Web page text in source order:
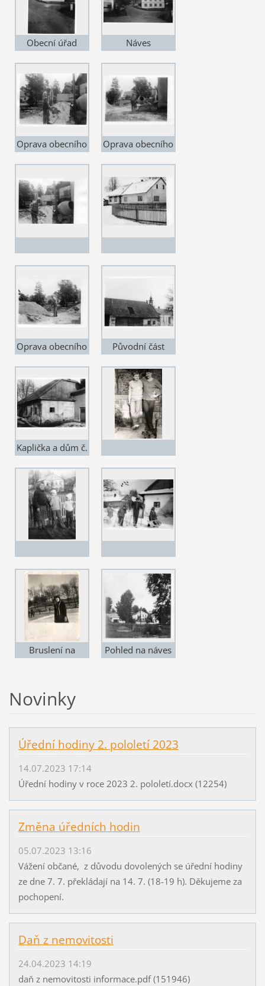
Obecní úřad Náves
Oprava obecního
Oprava obecního
školy) 2
Oprava obecního
školy) 3
Původní část
Kaplička a dům č.
nejsou
propojeny)
Bruslení na
Pohled na náves
Novinky
Úřední hodiny 2. pololetí 2023
14.07.2023 17:14
Úřední hodiny v roce 2023 2. pololetí.docx (12254)
Změna úředních hodin
05.07.2023 13:16
Vážení občané, z důvodu dovolených se úřední hodiny
ze dne 7. 7. překládají na 14. 7. (18-19 h). Děkujeme za
pochopení.
Daň z nemovitosti
24.04.2023 14:19
daň z nemovitosti informace.pdf (151946)